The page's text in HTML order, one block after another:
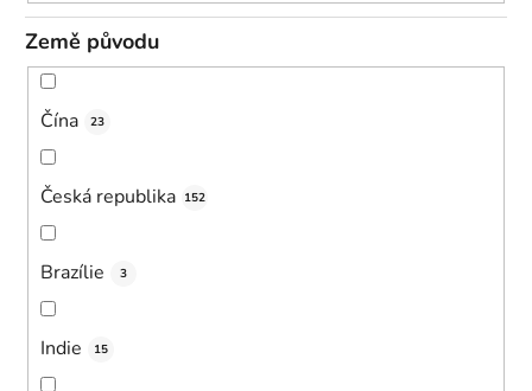
Země původu
Čína 23
Česká republika 152
Brazílie 3
Indie 15